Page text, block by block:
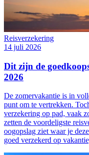
Reisverzekering
14 juli 2026
Dit zijn de
2026
De zomervakantie is in
punt om te vertrekken.
verzekering op pad, vaak
zetten de voordeligste
oogopslag ziet waar je
goed verzekerd op